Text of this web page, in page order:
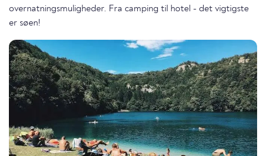
overnatningsmuligheder. Fra camping til hotel - det vigtigste
er søen!